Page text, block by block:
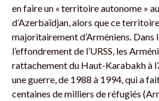
en faire un « territoire autonome »
d’Azerbaïdjan, alors que ce
majoritairement d’Arméniens. Dans
l’effondrement de l’URSS, les
rattachement du Haut-Karabakh à
une guerre, de 1988 à 1994, qui a
centaines de milliers de réfugiés